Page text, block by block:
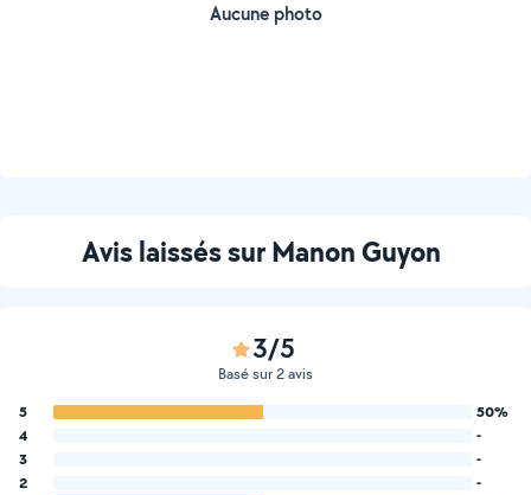
Aucune photo
Avis laissés sur Manon Guyon
3/5
Basé sur 2 avis
5
50%
4
-
3
-
2
-